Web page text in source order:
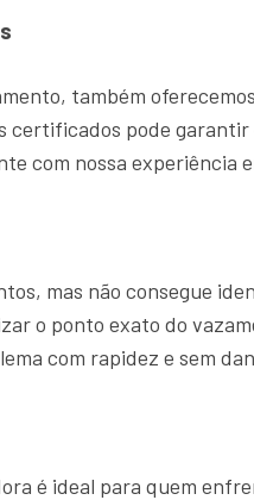
também
certificados pode
com nossa experiência
mas não consegue
o ponto exato do
com rapidez e sem
é ideal para quem